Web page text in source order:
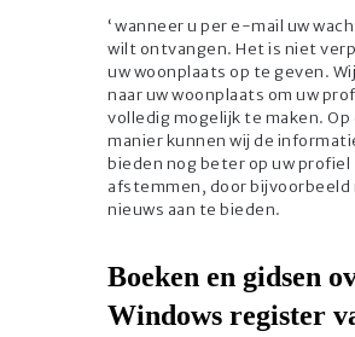
‘ wanneer u per e-mail uw
wilt ontvangen. Het is niet
uw woonplaats op te geven.
naar uw woonplaats om uw
volledig mogelijk te maken. Op
manier kunnen wij de
bieden nog beter op uw profiel
afstemmen, door bijvoorbeeld
nieuws aan te bieden.
Boeken en gidsen
Windows register